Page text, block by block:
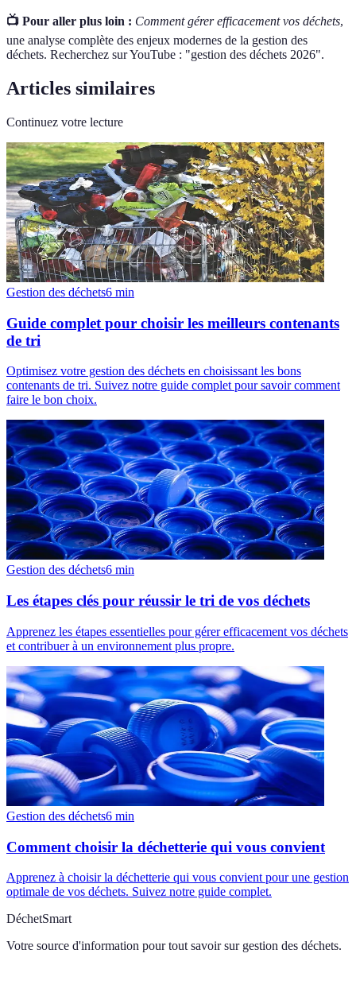
📺 Pour aller plus loin : Comment gérer efficacement vos déchets,
une analyse complète des enjeux modernes de la gestion des
déchets. Recherchez sur YouTube : "gestion des déchets 2026".
Articles similaires
Continuez votre lecture
Gestion des déchets6 min
Guide complet pour choisir les meilleurs contenants
de tri
Optimisez votre gestion des déchets en choisissant les bons
contenants de tri. Suivez notre guide complet pour savoir comment
faire le bon choix.
Gestion des déchets6 min
Les étapes clés pour réussir le tri de vos déchets
Apprenez les étapes essentielles pour gérer efficacement vos déchets
et contribuer à un environnement plus propre.
Gestion des déchets6 min
Comment choisir la déchetterie qui vous convient
Apprenez à choisir la déchetterie qui vous convient pour une gestion
optimale de vos déchets. Suivez notre guide complet.
DéchetSmart
Votre source d'information pour tout savoir sur gestion des déchets.